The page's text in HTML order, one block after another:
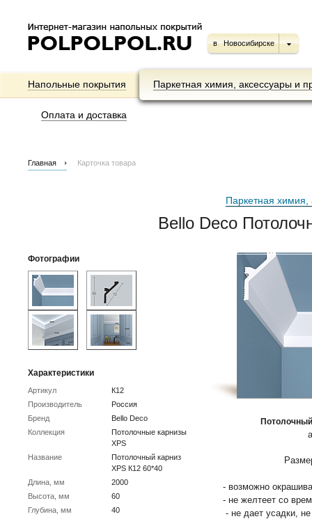
в Новосибирске
Напольные покрытия Паркетная химия, аксессуары и
Оплата и доставка
Главная Карточка товара
Паркетная химия,
Bello Deco
Фотографии
Характеристики
Артикул
К12
Производитель
Россия
Бренд
Bello Deco
Коллекция
Потолочные карнизы
XPS
Название
Потолочный карниз
XPS К12 60*40
Длина, мм
2000
Высота, мм
60
Глубина, мм
40
- возможно
- не желтеет со
- не дает усадки,